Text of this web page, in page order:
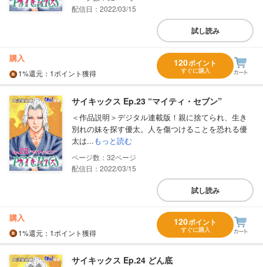
配信日：2022/03/15
試し読み
購入
1%還元 ：1ポイント獲得
120ポイント
すぐに購入
サイキックス Ep.23 “マイティ・セブン”
＜作品説明＞デジタル連載版！親に捨てられ、生き
別れの妹を探す優太。人を傷つけることを恐れる優
太は...もっと読む
32
配信日：2022/03/15
試し読み
購入
1%還元 ：1ポイント獲得
120ポイント
すぐに購入
サイキックス Ep.24 どん底